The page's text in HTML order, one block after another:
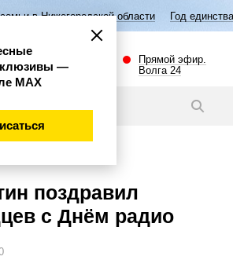
области Год единства народов России
Прямой эфир.
Волга 24
поздравил
с Днём радио
—
МАХ